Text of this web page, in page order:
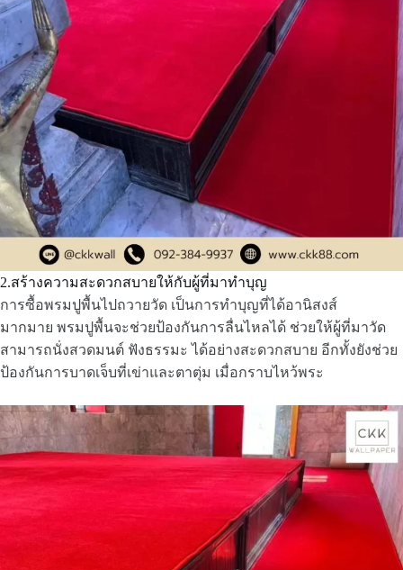
2.สร้างความสะดวกสบายให้กับผู้ที่มาทำบุญ
การซื้อพรมปูพื้นไปถวายวัด เป็นการทำบุญที่ได้อานิสงส์
มากมาย พรมปูพื้นจะช่วยป้องกันการลื่นไหลได้ ช่วยให้ผู้ที่มาวัด
สามารถนั่งสวดมนต์ ฟังธรรมะ ได้อย่างสะดวกสบาย อีกทั้งยังช่วย
ป้องกันการบาดเจ็บที่เข่าและตาตุ่ม เมื่อกราบไหว้พระ